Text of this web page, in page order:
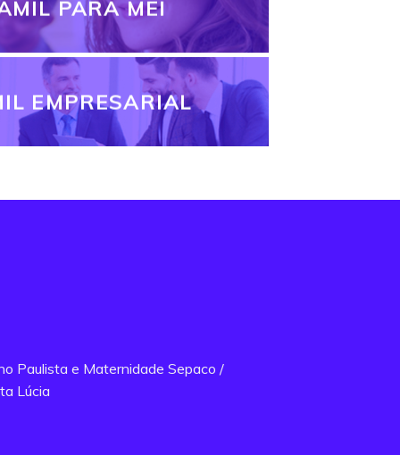
PARA MEI
EMPRESARIAL
Paulista e Maternidade Sepaco /
Lúcia